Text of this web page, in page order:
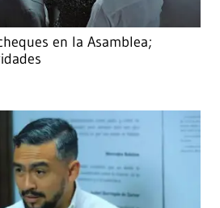
en la Asamblea;